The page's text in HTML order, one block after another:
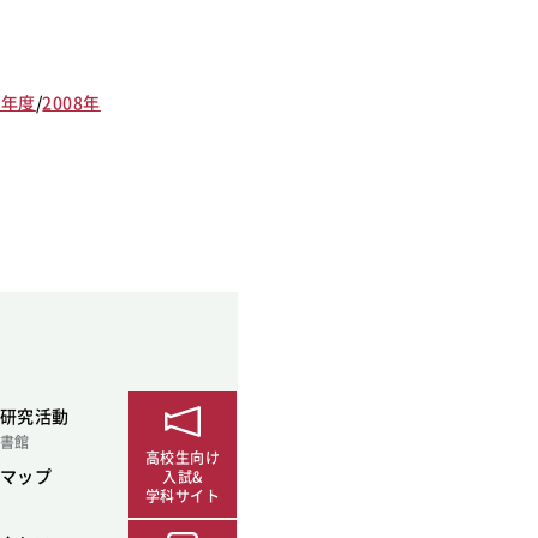
度/2008年
究活動
館
ップ
高校生向け
入試&
学科サイト